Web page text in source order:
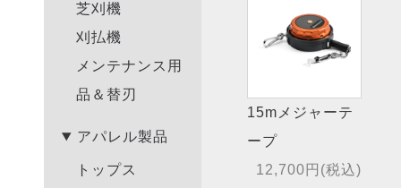
芝刈機
刈払機
メンテナンス用
品＆替刃
アパレル製品
トップス
15mメジャーテ
ープ
12,700円(税込)